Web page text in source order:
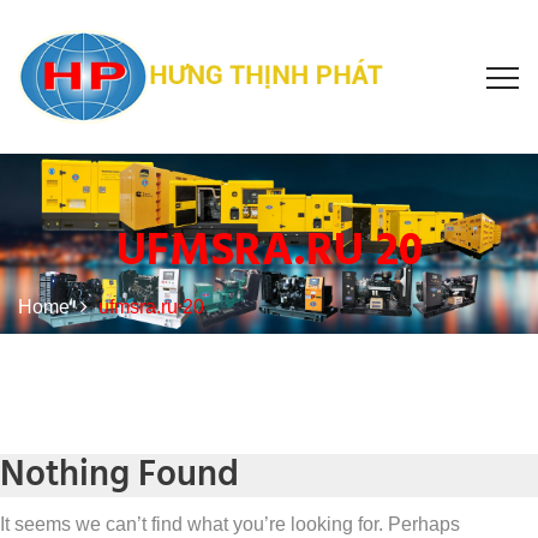
UFMSRA.RU 20
Home ufmsra.ru 20
Nothing Found
It seems we can’t find what you’re looking for. Perhaps